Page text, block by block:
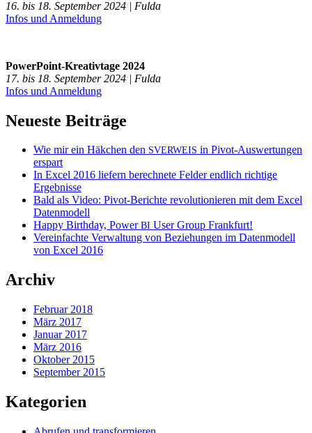
16. bis 18. September 2024 | Fulda
Infos und Anmeldung
PowerPoint-Kreativtage 2024
17. bis 18. September 2024 | Fulda
Infos und Anmeldung
Neueste Beiträge
Wie mir ein Häkchen den SVERWEIS in Pivot-Auswertungen
erspart
In Excel 2016 liefern berechnete Felder endlich richtige
Ergebnisse
Bald als Video: Pivot-Berichte revolutionieren mit dem Excel
Datenmodell
Happy Birthday, PowerBI User Group Frankfurt!
Vereinfachte Verwaltung von Beziehungen im Datenmodell
von Excel 2016
Archiv
Februar 2018
März 2017
Januar 2017
März 2016
Oktober 2015
September 2015
Kategorien